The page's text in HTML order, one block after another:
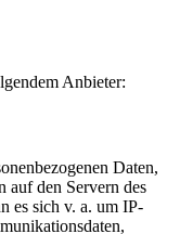
Anbieter:
Daten,
auf den Servern des
es sich v. a. um IP-